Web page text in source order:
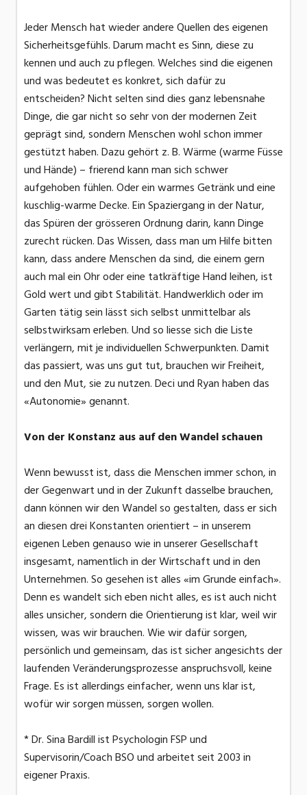
Jeder Mensch hat wieder andere Quellen des eigenen
Sicherheitsgefühls. Darum macht es Sinn, diese zu
kennen und auch zu pflegen. Welches sind die eigenen
und was bedeutet es konkret, sich dafür zu
entscheiden? Nicht selten sind dies ganz lebensnahe
Dinge, die gar nicht so sehr von der modernen Zeit
geprägt sind, sondern Menschen wohl schon immer
gestützt haben. Dazu gehört z. B. Wärme (warme Füsse
und Hände) – frierend kann man sich schwer
aufgehoben fühlen. Oder ein warmes Getränk und eine
kuschlig-warme Decke. Ein Spaziergang in der Natur,
das Spüren der grösseren Ordnung darin, kann Dinge
zurecht rücken. Das Wissen, dass man um Hilfe bitten
kann, dass andere Menschen da sind, die einem gern
auch mal ein Ohr oder eine tatkräftige Hand leihen, ist
Gold wert und gibt Stabilität. Handwerklich oder im
Garten tätig sein lässt sich selbst unmittelbar als
selbstwirksam erleben. Und so liesse sich die Liste
verlängern, mit je individuellen Schwerpunkten. Damit
das passiert, was uns gut tut, brauchen wir Freiheit,
und den Mut, sie zu nutzen. Deci und Ryan haben das
«Autonomie» genannt.
Von der Konstanz aus auf den Wandel schauen
Wenn bewusst ist, dass die Menschen immer schon, in
der Gegenwart und in der Zukunft dasselbe brauchen,
dann können wir den Wandel so gestalten, dass er sich
an diesen drei Konstanten orientiert – in unserem
eigenen Leben genauso wie in unserer Gesellschaft
insgesamt, namentlich in der Wirtschaft und in den
Unternehmen. So gesehen ist alles «im Grunde einfach».
Denn es wandelt sich eben nicht alles, es ist auch nicht
alles unsicher, sondern die Orientierung ist klar, weil wir
wissen, was wir brauchen. Wie wir dafür sorgen,
persönlich und gemeinsam, das ist sicher angesichts der
laufenden Veränderungsprozesse anspruchsvoll, keine
Frage. Es ist allerdings einfacher, wenn uns klar ist,
wofür wir sorgen müssen, sorgen wollen.
* Dr. Sina Bardill ist Psychologin FSP und
Supervisorin/Coach BSO und arbeitet seit 2003 in
eigener Praxis.